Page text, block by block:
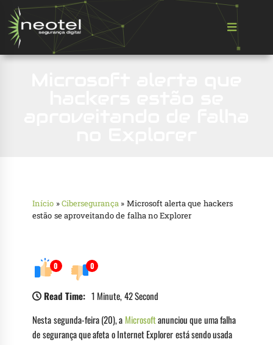
Início »Cibersegurança » Microsoft alerta que hackers
estão se aproveitando de falha no Explorer
0 0
Read Time: 1 Minute, 42 Second
Nesta segunda-feira (20), a Microsoftanunciou que uma falha
de segurança que afeta o Internet Explorer está sendo usada